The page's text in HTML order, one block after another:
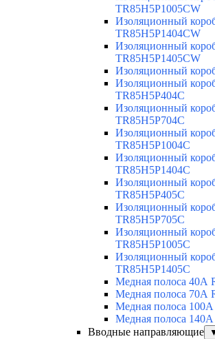
TR85H5P1005CW
Изоляционный
TR85H5P1404CW
Изоляционный
TR85H5P1405CW
Изоляционный
Изоляционный
TR85H5P404C
Изоляционный
TR85H5P704C
Изоляционный
TR85H5P1004C
Изоляционный
TR85H5P1404C
Изоляционный
TR85H5P405C
Изоляционный
TR85H5P705C
Изоляционный
TR85H5P1005C
Изоляционный
TR85H5P1405C
Медная полоса 40А
Медная полоса 70А
Медная полоса
Медная полоса
Вводные направляющие